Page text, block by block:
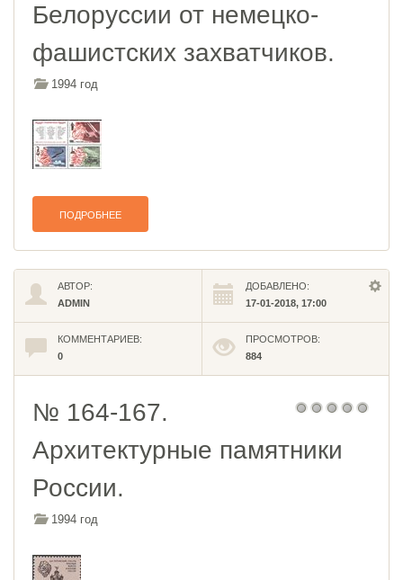
Белоруссии от немецко-
фашистских захватчиков.
1994 год
ПОДРОБНЕЕ
АВТОР:
ADMIN
ДОБАВЛЕНО:
17-01-2018, 17:00
КОММЕНТАРИЕВ:
0
ПРОСМОТРОВ:
884
№ 164-167.
Архитектурные памятники
России.
1994 год